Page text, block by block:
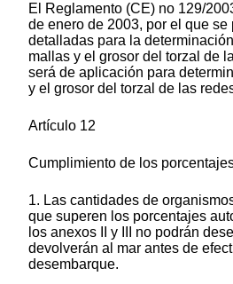
El Reglamento (CE) no 129/
de enero de 2003, por el que se
detalladas para la
mallas y el grosor del torzal de
será de aplicación para
y el grosor del torzal de las
Artículo 12
Cumplimiento de los
1. Las cantidades de
que superen los porcentajes
los anexos II y III no podrán
devolverán al mar antes de
desembarque.